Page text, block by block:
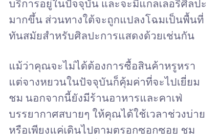
บริการอยู่ในปัจจุบัน และจะมีแกลเลอรีศิลปะ
มากขึ้น ส่วนทางใต้จะถูกแปลงโฉมเป็นพื้นที่
ทันสมัยสำหรับศิลปะการแสดงด้วยเช่นกัน
แม้ว่าคุณจะไม่ได้ต้องการซื้อสินค้าหรูหรา
แต่จางหยวนในปัจจุบันก็คุ้มค่าที่จะไปเยี่ยม
ชม นอกจากนี้ยังมีร้านอาหารและคาเฟ่
บรรยากาศสบายๆ ให้คุณได้ใช้เวลาช่วงบ่าย
หรือเพียงแค่เดินไปตามตรอกซอกซอย ชม